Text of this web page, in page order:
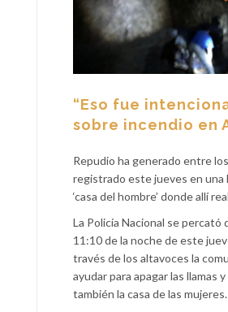
“Eso fue
sobre incendio en
Repudio ha generado entre
registrado este jueves en una
‘casa del hombre’ donde allí
La Policía Nacional se percató
11:10 de la noche de este
través de los altavoces la
ayudar para apagar las llamas
también la casa de las mujeres.